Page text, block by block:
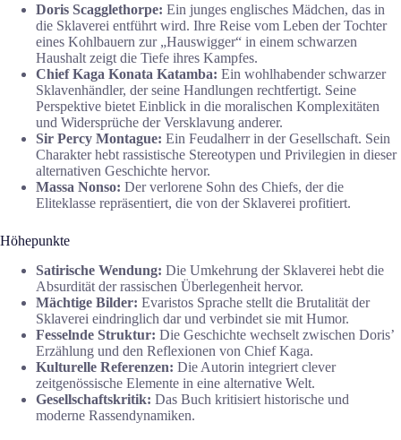
Doris Scagglethorpe: Ein junges englisches Mädchen, das in
die Sklaverei entführt wird. Ihre Reise vom Leben der Tochter
eines Kohlbauern zur „Hauswigger“ in einem schwarzen
Haushalt zeigt die Tiefe ihres Kampfes.
Chief Kaga Konata Katamba: Ein wohlhabender schwarzer
Sklavenhändler, der seine Handlungen rechtfertigt. Seine
Perspektive bietet Einblick in die moralischen Komplexitäten
und Widersprüche der Versklavung anderer.
Sir Percy Montague: Ein Feudalherr in der Gesellschaft. Sein
Charakter hebt rassistische Stereotypen und Privilegien in dieser
alternativen Geschichte hervor.
Massa Nonso: Der verlorene Sohn des Chiefs, der die
Eliteklasse repräsentiert, die von der Sklaverei profitiert.
Höhepunkte
Satirische Wendung: Die Umkehrung der Sklaverei hebt die
Absurdität der rassischen Überlegenheit hervor.
Mächtige Bilder: Evaristos Sprache stellt die Brutalität der
Sklaverei eindringlich dar und verbindet sie mit Humor.
Fesselnde Struktur: Die Geschichte wechselt zwischen Doris’
Erzählung und den Reflexionen von Chief Kaga.
Kulturelle Referenzen: Die Autorin integriert clever
zeitgenössische Elemente in eine alternative Welt.
Gesellschaftskritik: Das Buch kritisiert historische und
moderne Rassendynamiken.